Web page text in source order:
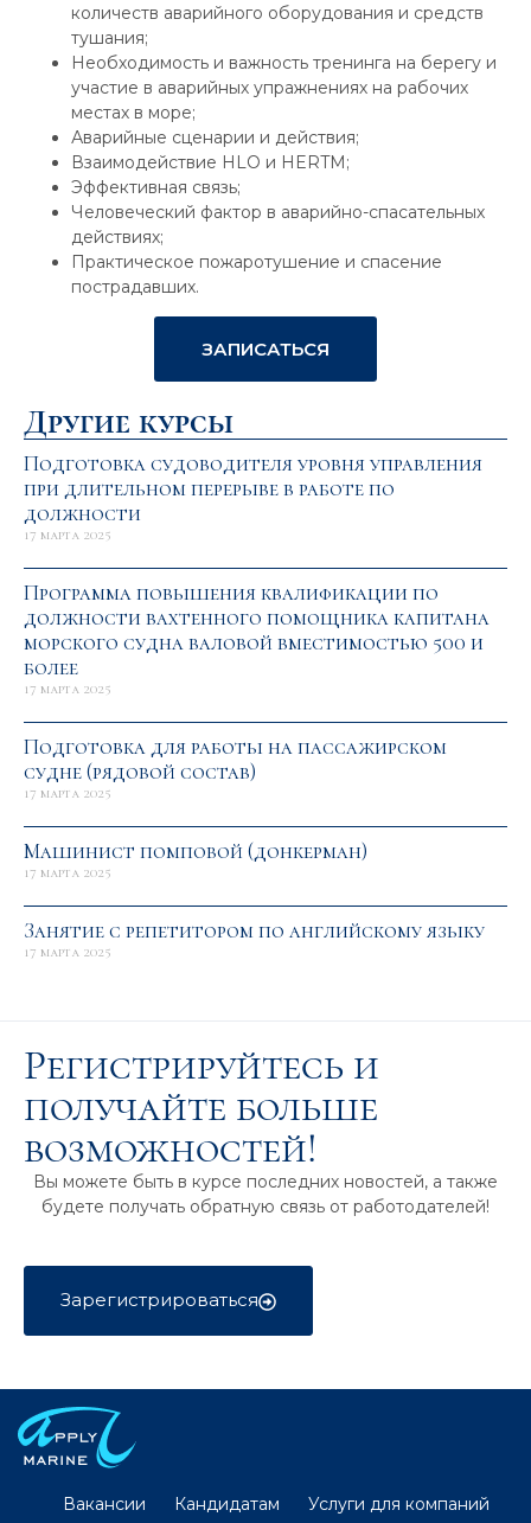
количеств аварийного оборудования и средств
тушания;
Необходимость и важность тренинга на берегу и
участие в аварийных упражнениях на рабочих
местах в море;
Аварийные сценарии и действия;
Взаимодействие HLO и HERTM;
Эффективная связь;
Человеческий фактор в аварийно-спасательных
действиях;
Практическое пожаротушение и спасение
пострадавших.
ЗАПИСАТЬСЯ
Другие курсы
Подготовка судоводителя уровня управления
при длительном перерыве в работе по
должности
17 марта 2025
Программа повышения квалификации по
должности вахтенного помощника капитана
морского судна валовой вместимостью 500 и
более
17 марта 2025
Подготовка для работы на пассажирском
судне (рядовой состав)
17 марта 2025
Машинист помповой (донкерман)
17 марта 2025
Занятие с репетитором по английскому языку
17 марта 2025
Регистрируйтесь и
получайте больше
возможностей!
Вы можете быть в курсе последних новостей, а также
будете получать обратную связь от работодателей!
Зарегистрироваться
Вакансии Кандидатам Услуги для компаний